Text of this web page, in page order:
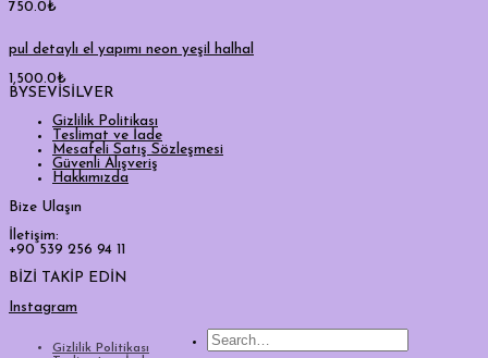
750.0₺
pul detaylı el yapımı neon yeşil halhal
1,500.0₺
BYSEVİSİLVER
Gizlilik Politikası
Teslimat ve İade
Mesafeli Satış Sözleşmesi
Güvenli Alışveriş
Hakkımızda
Bize Ulaşın
İletişim:
+90 539 256 94 11
BİZİ TAKİP EDİN
Instagram
Gizlilik Politikası
Search
for: